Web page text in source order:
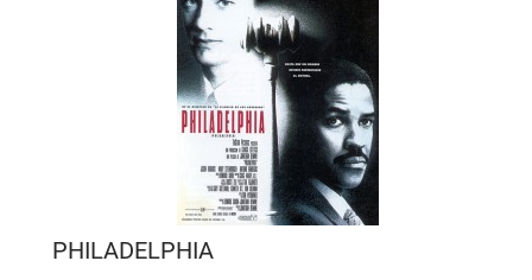
PHILADELPHIA